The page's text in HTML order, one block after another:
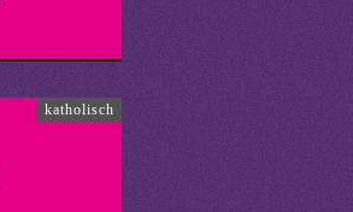
katholisch